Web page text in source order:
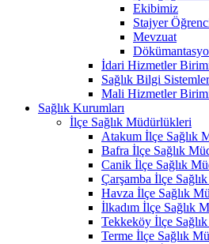
Ekibimiz
Stajyer
Mevzuat
İdari Hizmetler
Sağlık Bilgi
Mali Hizmetler
Sağlık Kurumları
İlçe Sağlık Müdürlükleri
Atakum İlçe Sağlık
Bafra İlçe Sağlık
Canik İlçe Sağlık
Çarşamba İlçe
Havza İlçe Sağlık
İlkadım İlçe Sağlık
Tekkeköy İlçe
Terme İlçe Sağlık